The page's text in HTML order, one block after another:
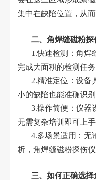
集中在缺陷位置，从
二、角焊缝磁粉探
1.快速检测：角焊
完成大面积的检测任
2.精准定位：设备
小的缺陷也能准确识别
3.操作简便：仪器
无需复杂培训即可上手
4.多场景适用：无
析，角焊缝磁粉探伤仪
三、如何正确选择